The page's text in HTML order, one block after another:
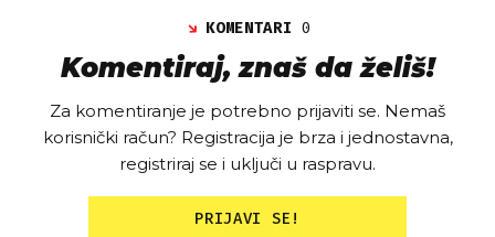
KOMENTARI0
Komentiraj, znaš da želiš!
Za komentiranje je potrebno prijaviti se. Nemaš
korisnički račun? Registracija je brza i jednostavna,
registriraj se i uključi u raspravu.
PRIJAVI SE!